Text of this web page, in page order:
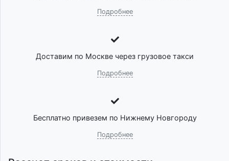
Подробнее
Доставим по Москве через грузовое такси
Подробнее
Бесплатно привезем по Нижнему Новгороду
Подробнее